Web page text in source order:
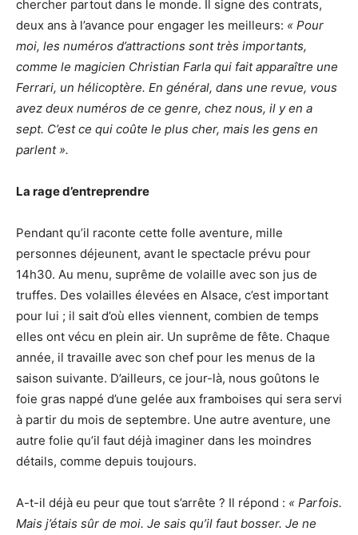
chercher partout dans le monde. Il signe des contrats,
deux ans à l’avance pour engager les meilleurs: « Pour
moi, les numéros d’attractions sont très importants,
comme le magicien Christian Farla qui fait apparaître une
Ferrari, un hélicoptère. En général, dans une revue, vous
avez deux numéros de ce genre, chez nous, il y en a
sept. C’est ce qui coûte le plus cher, mais les gens en
parlent ».
La rage d’entreprendre
Pendant qu’il raconte cette folle aventure, mille
personnes déjeunent, avant le spectacle prévu pour
14h30. Au menu, suprême de volaille avec son jus de
truffes. Des volailles élevées en Alsace, c’est important
pour lui ; il sait d’où elles viennent, combien de temps
elles ont vécu en plein air. Un suprême de fête. Chaque
année, il travaille avec son chef pour les menus de la
saison suivante. D’ailleurs, ce jour-là, nous goûtons le
foie gras nappé d’une gelée aux framboises qui sera servi
à partir du mois de septembre. Une autre aventure, une
autre folie qu’il faut déjà imaginer dans les moindres
détails, comme depuis toujours.
A-t-il déjà eu peur que tout s’arrête ? Il répond : « Parfois.
Mais j’étais sûr de moi. Je sais qu’il faut bosser. Je ne